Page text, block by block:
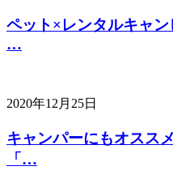
ペット×レンタルキャ
…
2020年12月25日
キャンパーにもオスス
「…